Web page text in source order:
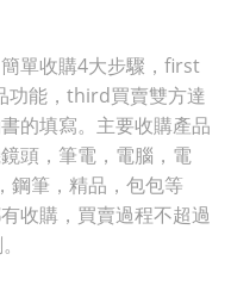
單收購4大步驟，first
功能，third買賣雙方達
的填寫。主要收購產品
頭，筆電，電腦，電
鋼筆，精品，包包等
收購，買賣過程不超過